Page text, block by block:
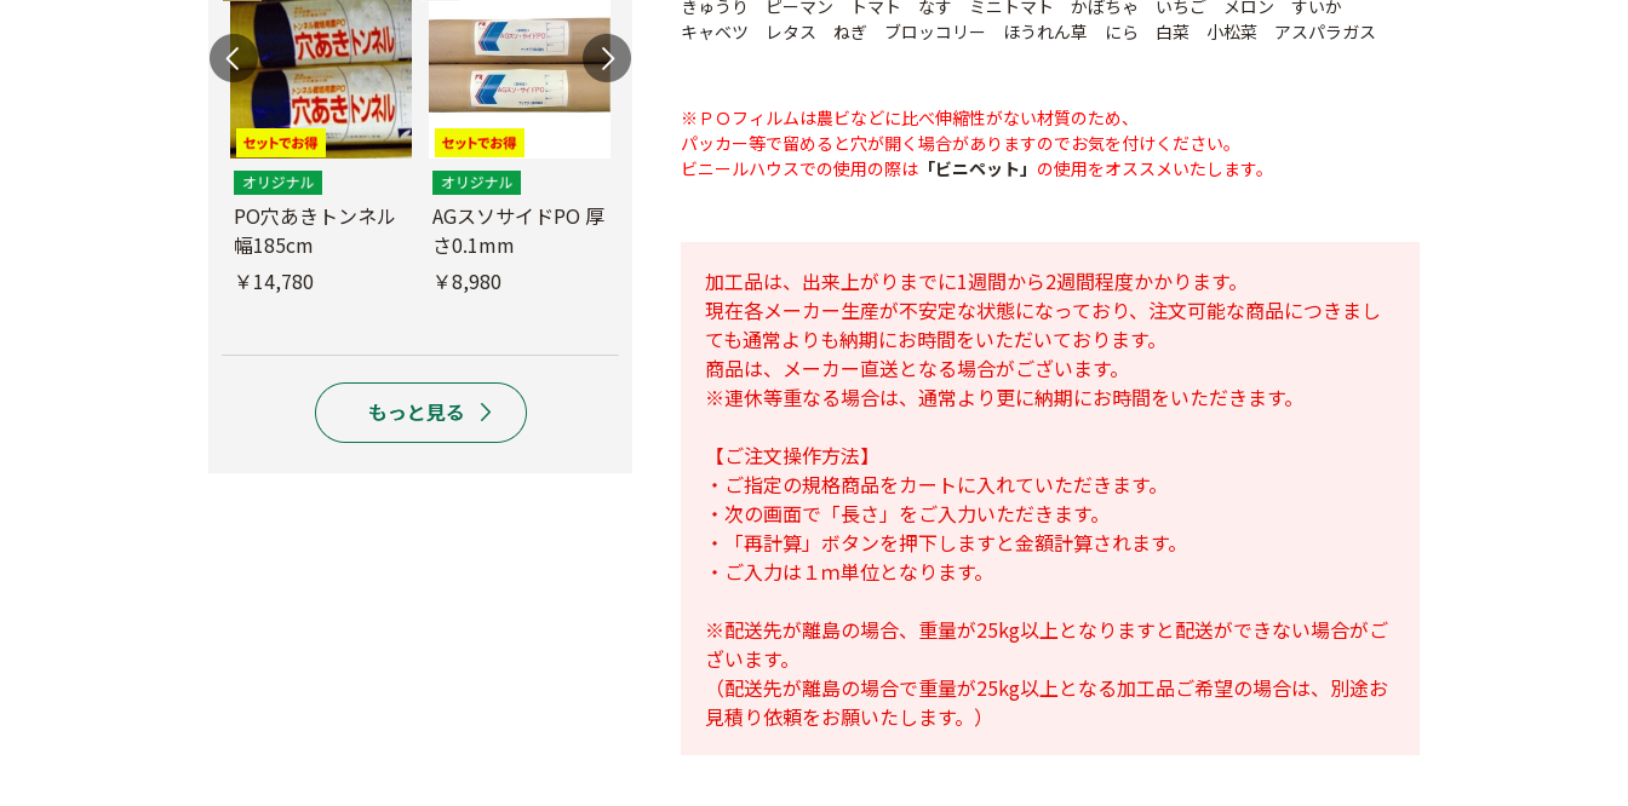
PO穴あきトンネル
幅185cm
￥14,780
AGスソサイドPO 厚
さ0.1mm
￥8,980
ビニールハウス補修
￥16,800
テキナシテープ
社加工）厚さ
0.1mm 幅600cm
きゅうり ピーマン トマト なす ミニトマト かぼちゃ いちご メロン すいか
キャベツ レタス ねぎ ブロッコリー ほうれん草 にら 白菜 小松菜 アスパラガス
※ＰＯフィルムは農ビなどに比べ伸縮性がない材質のため、
パッカー等で留めると穴が開く場合がありますのでお気を付けください。
ビニールハウスでの使用の際は 「ビニペット」 の使用をオススメいたします。
加工品は、出来上がりまでに1週間から2週間程度かかります。
現在各メーカー生産が不安定な状態になっており、注文可能な商品につきまし
ても通常よりも納期にお時間をいただいております。
商品は、メーカー直送となる場合がございます。
※連休等重なる場合は、通常より更に納期にお時間をいただきます。
【ご注文操作方法】
・ご指定の規格商品をカートに入れていただきます。
・次の画面で「長さ」をご入力いただきます。
・「再計算」ボタンを押下しますと金額計算されます。
・ご入力は１ｍ単位となります。
※配送先が離島の場合、重量が25kg以上となりますと配送ができない場合がご
ざいます。
（配送先が離島の場合で重量が25kg以上となる加工品ご希望の場合は、別途お
見積り依頼をお願いたします。）